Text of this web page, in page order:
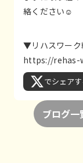
絡ください☺
▼リハスワーク
https://rehas-
でシェアす
ブログ一